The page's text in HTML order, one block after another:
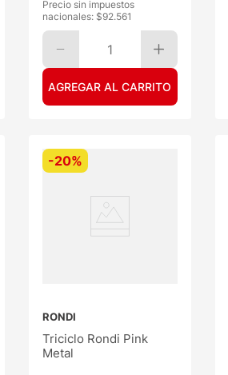
Precio sin impuestos
nacionales: $92.561
1
AGREGAR AL CARRITO
-20%
RONDI
Triciclo Rondi Pink
Metal